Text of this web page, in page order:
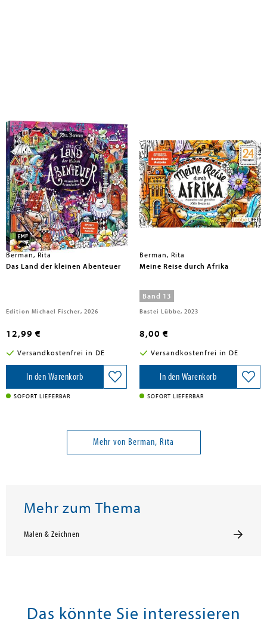
Berman, Rita
Das Land der kleinen Abenteuer
Edition Michael Fischer, 2026
12,99 €
Versandkostenfrei in DE
In den Warenkorb
SOFORT LIEFERBAR
Berman, Rita
Meine Reise durch Afrika
Band 13
Bastei Lübbe, 2023
8,00 €
Versandkostenfrei in DE
In den Warenkorb
SOFORT LIEFERBAR
Mehr von Berman, Rita
Mehr zum Thema
Malen & Zeichnen
Das könnte Sie interessieren